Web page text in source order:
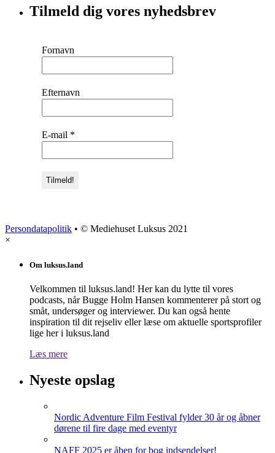
Tilmeld dig vores nyhedsbrev
Fornavn
Efternavn
E-mail *
Persondatapolitik • © Mediehuset Luksus 2021
×
Om luksus.land
Velkommen til luksus.land! Her kan du lytte til vores
podcasts, når Bugge Holm Hansen kommenterer på stort og
småt, undersøger og interviewer. Du kan også hente
inspiration til dit rejseliv eller læse om aktuelle sportsprofiler
lige her i luksus.land
Læs mere
Nyeste opslag
Nordic Adventure Film Festival fylder 30 år og åbner
dørene til fire dage med eventyr
NAFF 2025 er åben for bog indsendelser!